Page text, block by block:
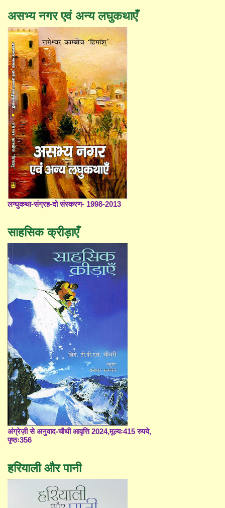
असभ्य नगर एवं अन्य लघुकथाएँ
लग्घुकथा-संग्रह-दो संस्करण- 1998-2013
साहसिक क्रीड़ाएँ
अंग्रेज़ी से अनुवाद-चौथी आवृत्ति 2024,मूल्यः415 रुपये,
पृष्ठः356
हरियाली और पानी